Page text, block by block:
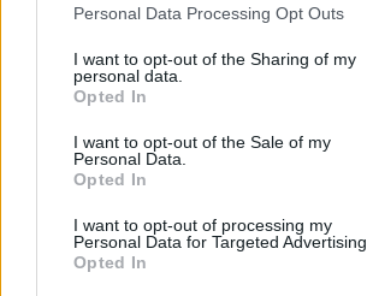
Please note that this website/app uses one
not limited to your visit or usage behaviour.
grant or deny consent to Google and its
use your data for below specified purposes
consent section.
Personal Data Processing Opt Outs
I want to opt-out of the Sharing of my
personal data.
Opted In
I want to opt-out of the Sale of my
Personal Data.
Opted In
I want to opt-out of processing my
Personal Data for Targeted Advertising.
Opted In
Sokan ezen a fórumon is ezt teszik.
És ezzel a Jobbik malmára hajtják a
A Fidesz ha kormányozni akar 2014-
lesz koalícióra lépni a jobbikkal.
Akkor tényleg el leszünk szigetelve.